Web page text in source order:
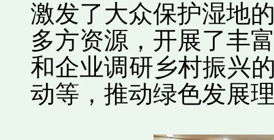
激发了大众保护湿地
多方资源，开展了丰
和企业调研乡村振兴
动等，推动绿色发展